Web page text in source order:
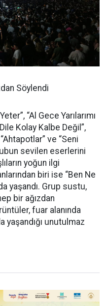
Söylendi
“Al Gece Yarılarımı
Kolay Kalbe Değil”,
ve “Seni
sevilen eserlerini
yoğun ilgi
biri ise “Ben Ne
yaşandı. Grup sustu,
bir ağızdan
fuar alanında
yaşandığı unutulmaz